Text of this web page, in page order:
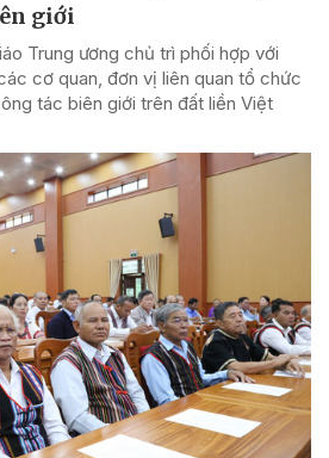
giới
Trung ương chủ trì phối hợp với
cơ quan, đơn vị liên quan tổ chức
tác biên giới trên đất liền Việt